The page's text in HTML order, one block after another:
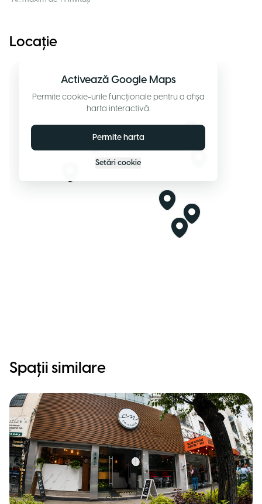
Locație
Activează Google Maps
Permite cookie-urile funcționale pentru a afișa
harta interactivă.
Permite harta
Setări cookie
Spații similare